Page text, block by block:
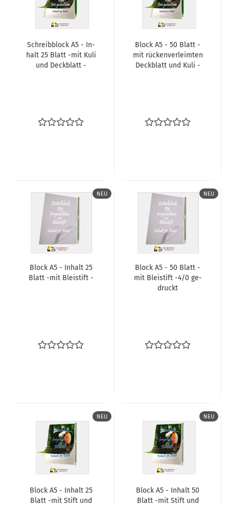
Schreib­block A5 - In­
halt 25 Blatt -mit Kuli
und Deck­blatt -
Block A5 - 50 Blatt -
mit rü­cken­ver­leim­ten
Deck­blatt und Kuli -
NEU
Block A5 - In­halt 25
Blatt -mit Blei­stift -
NEU
Block A5 - 50 Blatt -
mit Blei­stift -4/0 ge­
druckt
NEU
Block A5 - In­halt 25
Blatt -mit Stift und
NEU
Block A5 - In­halt 50
Blatt -mit Stift und